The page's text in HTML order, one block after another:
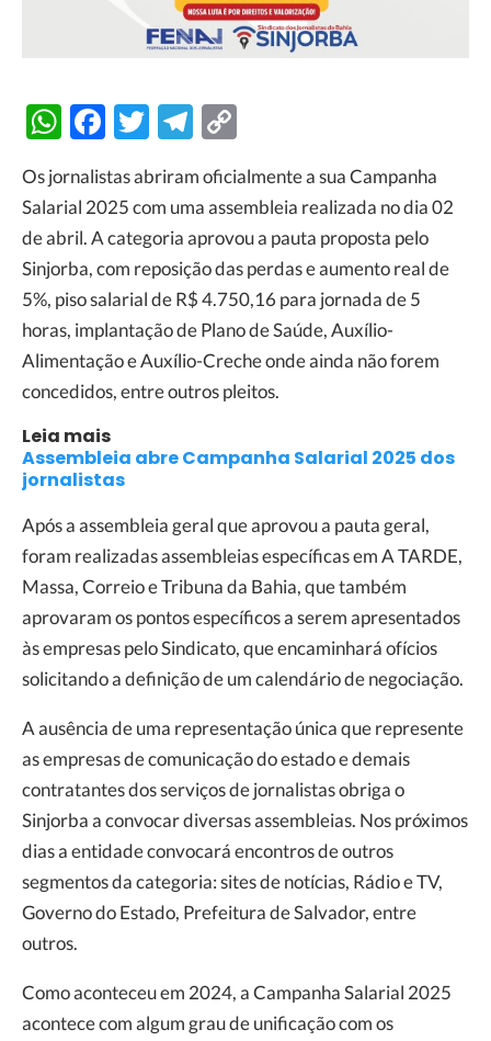
WhatsApp
Facebook
TwitterTelegram
Os jornalistas abriram oficialmente a sua Campanha
Salarial 2025 com uma assembleia realizada no dia 02
de abril. A categoria aprovou a pauta proposta pelo
Sinjorba, com reposição das perdas e aumento real de
5%, piso salarial de R$ 4.750,16 para jornada de 5
horas, implantação de Plano de Saúde, Auxílio-
Alimentação e Auxílio-Creche onde ainda não forem
concedidos, entre outros pleitos.
Leia mais
Assembleia abre Campanha Salarial 2025 dos
jornalistas
Após a assembleia geral que aprovou a pauta geral,
foram realizadas assembleias específicas em A TARDE,
Massa, Correio e Tribuna da Bahia, que também
aprovaram os pontos específicos a serem apresentados
às empresas pelo Sindicato, que encaminhará ofícios
solicitando a definição de um calendário de negociação.
A ausência de uma representação única que represente
as empresas de comunicação do estado e demais
contratantes dos serviços de jornalistas obriga o
Sinjorba a convocar diversas assembleias. Nos próximos
dias a entidade convocará encontros de outros
segmentos da categoria: sites de notícias, Rádio e TV,
Governo do Estado, Prefeitura de Salvador, entre
outros.
Como aconteceu em 2024, a Campanha Salarial 2025
acontece com algum grau de unificação com os